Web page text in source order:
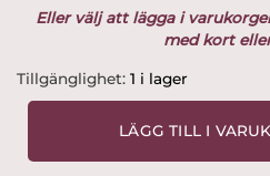
Eller välj att lägga i
med kort
Tillgänglighet: 1 i lager
Vinterby,
hus
H.4,5-
LÄGG TILL I